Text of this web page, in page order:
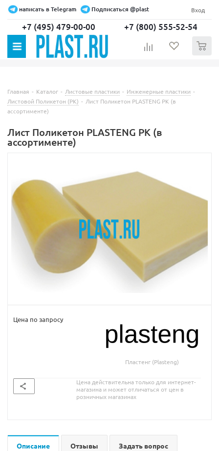
написать в Telegram Подписаться @plast Вход
+7 (495) 479-00-00 +7 (800) 555-52-54
Главная - Каталог - Листовые пластики - Инженерные пластики -
Листовой Поликетон (PK) - Лист Поликетон PLASTENG PK (в
ассортименте)
Лист Поликетон PLASTENG PK (в
ассортименте)
Цена по запросу
Пластенг (Plasteng)
Цена действительна только для интернет-
магазина и может отличаться от цен в
розничных магазинах
Описание Отзывы Задать вопрос